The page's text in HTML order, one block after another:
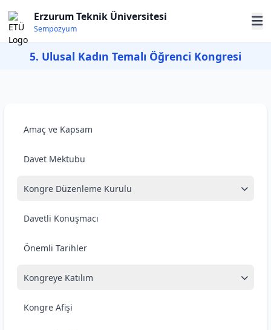
Erzurum Teknik Üniversitesi
Sempozyum
5. Ulusal Kadın Temalı Öğrenci Kongresi
Amaç ve Kapsam
Davet Mektubu
Kongre Düzenleme Kurulu
Davetli Konuşmacı
Önemli Tarihler
Kongreye Katılım
Kongre Afişi